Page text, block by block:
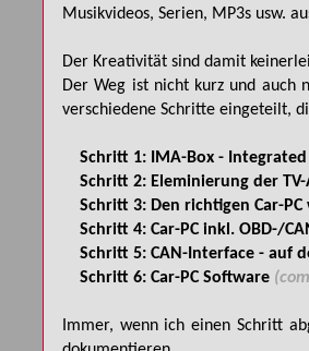
Musikvideos, Serien, MP3s usw.
Der Kreativität sind damit
Der Weg ist nicht kurz und auch
verschiedene Schritte eingeteilt,
Schritt 1: IMA-Box -
Schritt 2: Eleminierung der
Schritt 3: Den richtigen Car-PC
Schritt 4: Car-PC inkl. OBD-/
Schritt 5: CAN-Interface - auf
Schritt 6: Car-PC Software
Immer, wenn ich einen Schritt